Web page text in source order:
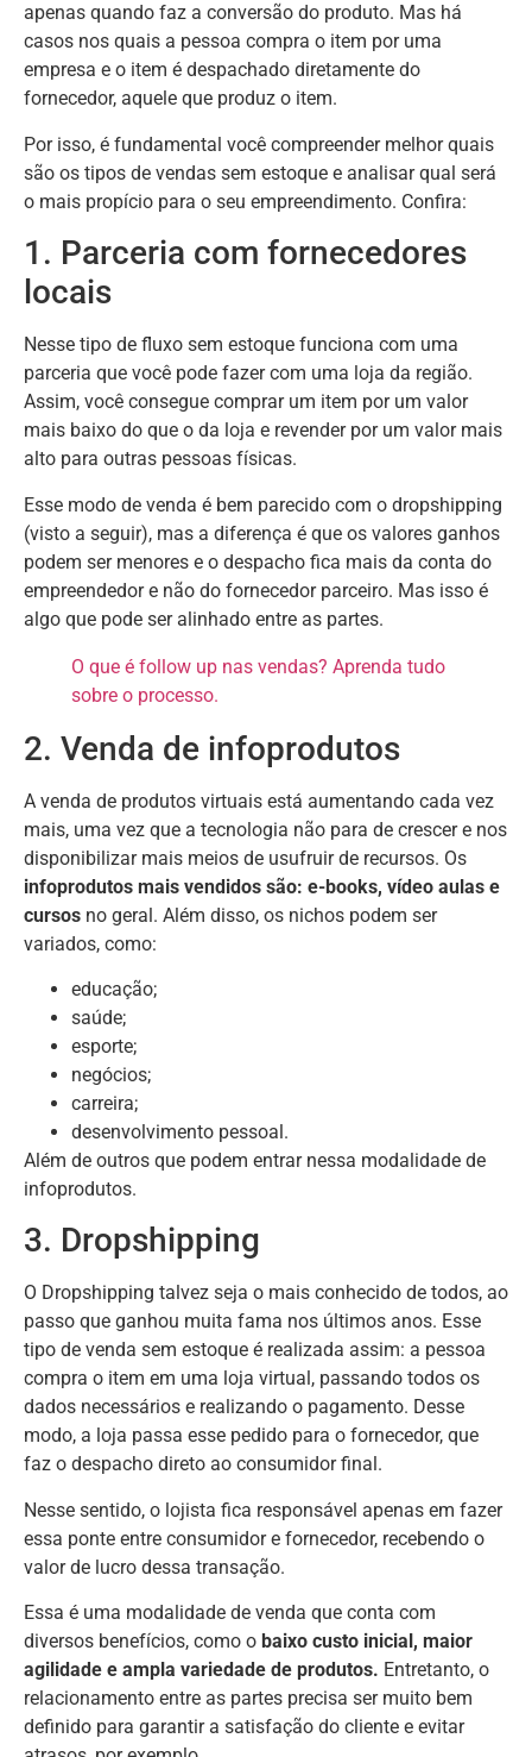
apenas quando faz a conversão do produto. Mas há
casos nos quais a pessoa compra o item por uma
empresa e o item é despachado diretamente do
fornecedor, aquele que produz o item.
Por isso, é fundamental você compreender melhor quais
são os tipos de vendas sem estoque e analisar qual será
o mais propício para o seu empreendimento. Confira:
1. Parceria com fornecedores
locais
Nesse tipo de fluxo sem estoque funciona com uma
parceria que você pode fazer com uma loja da região.
Assim, você consegue comprar um item por um valor
mais baixo do que o da loja e revender por um valor mais
alto para outras pessoas físicas.
Esse modo de venda é bem parecido com o dropshipping
(visto a seguir), mas a diferença é que os valores ganhos
podem ser menores e o despacho fica mais da conta do
empreendedor e não do fornecedor parceiro. Mas isso é
algo que pode ser alinhado entre as partes.
O que é follow up nas vendas? Aprenda tudo
sobre o processo.
2. Venda de infoprodutos
A venda de produtos virtuais está aumentando cada vez
mais, uma vez que a tecnologia não para de crescer e nos
disponibilizar mais meios de usufruir de recursos. Os
infoprodutos mais vendidos são: e-books, vídeo aulas e
cursos no geral. Além disso, os nichos podem ser
variados, como:
educação;
saúde;
esporte;
negócios;
carreira;
desenvolvimento pessoal.
Além de outros que podem entrar nessa modalidade de
infoprodutos.
3. Dropshipping
O Dropshipping talvez seja o mais conhecido de todos, ao
passo que ganhou muita fama nos últimos anos. Esse
tipo de venda sem estoque é realizada assim: a pessoa
compra o item em uma loja virtual, passando todos os
dados necessários e realizando o pagamento. Desse
modo, a loja passa esse pedido para o fornecedor, que
faz o despacho direto ao consumidor final.
Nesse sentido, o lojista fica responsável apenas em fazer
essa ponte entre consumidor e fornecedor, recebendo o
valor de lucro dessa transação.
Essa é uma modalidade de venda que conta com
diversos benefícios, como o baixo custo inicial, maior
agilidade e ampla variedade de produtos. Entretanto, o
relacionamento entre as partes precisa ser muito bem
definido para garantir a satisfação do cliente e evitar